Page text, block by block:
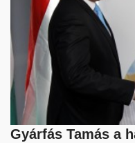
Gyárfás Tamás a